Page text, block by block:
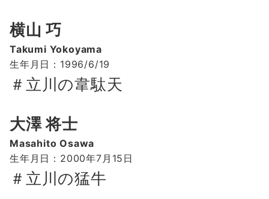
横山 巧
Takumi Yokoyama
生年月日：1996/6/19
＃立川の韋駄天
大澤 将士
Masahito Osawa
生年月日：2000年7月15日
＃立川の猛牛